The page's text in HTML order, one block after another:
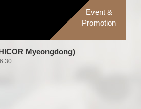
Event &
Promotion
Myeongdong)